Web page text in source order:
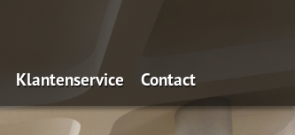
Klantenservice Contact